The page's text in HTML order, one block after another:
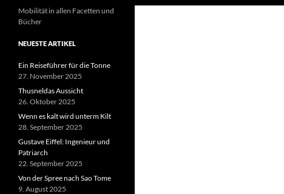
Mobilität in allen Facetten und
Bücher
NEUESTE ARTIKEL
Ein Reiseführer für die Tonne
27. November 2025
Thusneldas Aussicht
26. Oktober 2025
Wenn es kalt wird unterm Kilt
28. September 2025
Gustave Eiffel: Ingenieur und
Patriarch
22. September 2025
Von der Spree nach Sao Tome
9. August 2025